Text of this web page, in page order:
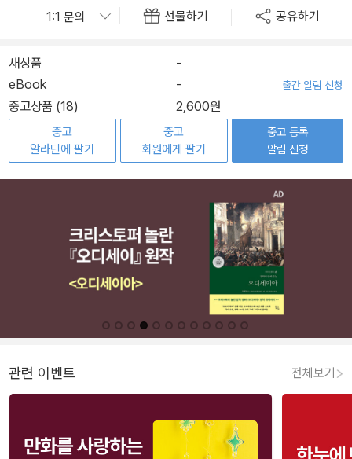
선물하기 공유하기
새상품
-
eBook
- 출간 알림 신청
중고상품 (18) 2,600원
중고
알라딘에 팔기
중고
회원에게 팔기
중고 등록
알림 신청
관련 이벤트 전체보기